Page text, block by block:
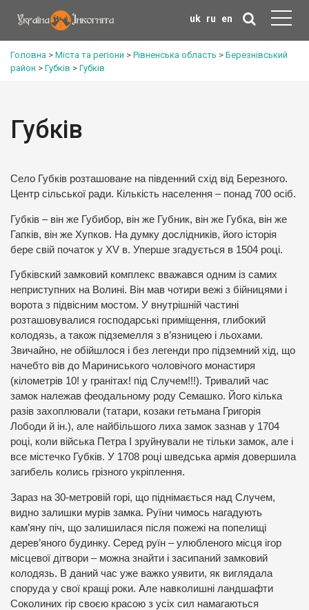
uk ru en
Головна > Міста та регіони > Рівненська область > Березнівський
район > Губків > Губків
Губків
Село Губків розташоване на південний схід від Березного.
Центр сільської ради. Кількість населення – понад 700 осіб.
Губків – він же Губибор, він же Губник, він же Губка, він же
Гапків, він же Хупков. На думку дослідників, його історія
бере свій початок у ХV в. Уперше згадується в 1504 році.
Губківский замковий комплекс вважався одним із самих
неприступних на Волині. Він мав чотири вежі з бійницями і
ворота з підвісним мостом. У внутрішній частині
розташовувалися господарські приміщення, глибокий
колодязь, а також підземелля з в’язницею і льохами.
Звичайно, не обійшлося і без легенди про підземний хід, що
начебто вів до Мариниського чоловічого монастиря
(кілометрів 10! у гранітах! під Случем!!!). Тривалий час
замок належав феодальному роду Семашко. Його кілька
разів захоплювали (татари, козаки гетьмана Григорія
Лободи й ін.), але найбільшого лиха замок зазнав у 1704
році, коли війська Петра І зруйнували не тільки замок, але і
все містечко Губків. У 1708 році шведська армія довершила
загибель колись грізного укріплення.
Зараз на 30-метровій горі, що піднімається над Случем,
видно залишки мурів замка. Руїни чимось нагадують
кам’яну піч, що залишилася після пожежі на попелищі
дерев’яного будинку. Серед руїн – улюбленого місця ігор
місцевої дітвори – можна знайти і засипаний замковий
колодязь. В даний час уже важко уявити, як виглядала
споруда у свої кращі роки. Але навколишні ландшафти
Соколиних гір своєю красою з усіх сил намагаються